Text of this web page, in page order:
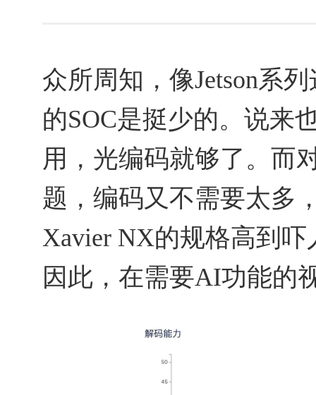
众所周知，像Jetson系
的SOC是挺少的。说来
用，光编码就够了。而
题，编码又不需要太多
Xavier NX的规格高到
因此，在需要AI功能的